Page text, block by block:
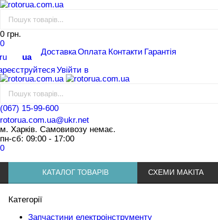
0 грн.
0
ua
ДоставкаОплата Контакти Гарантія
Увійти в
(067) 15-99-600
rotorua.com.ua@ukr.net
м. Харків. Самовивозу немає.
пн-сб: 09:00 - 17:00
0
КАТАЛОГ ТОВАРІВ СХЕМИ MAKITA
Категорії
Запчастини електроінструменту